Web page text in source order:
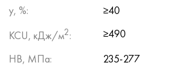
y, %:
≥40
KCU, кДж/м2:
≥490
HB, МПа:
235-277